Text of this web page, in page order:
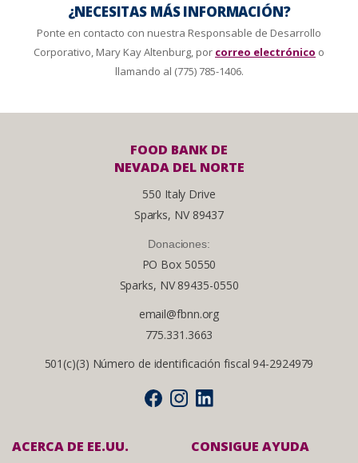
¿NECESITAS MÁS INFORMACIÓN?
Ponte en contacto con nuestra Responsable de Desarrollo
Corporativo, Mary Kay Altenburg, por correo electrónico o
llamando al (775) 785-1406.
FOOD BANK DE
NEVADA DEL NORTE
550 Italy Drive
Sparks, NV 89437
Donaciones:
PO Box 50550
Sparks, NV 89435-0550
email@fbnn.org
775.331.3663
501(c)(3) Número de identificación fiscal 94-2924979
ACERCA DE EE.UU. CONSIGUE AYUDA